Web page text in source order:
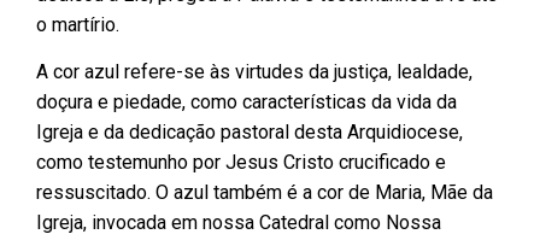
o martírio.
A cor azul refere-se às virtudes da justiça, lealdade,
doçura e piedade, como características da vida da
Igreja e da dedicação pastoral desta Arquidiocese,
como testemunho por Jesus Cristo crucificado e
ressuscitado. O azul também é a cor de Maria, Mãe da
Igreja, invocada em nossa Catedral como Nossa